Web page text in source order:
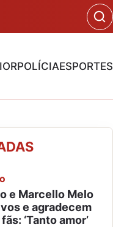
POLÍCIAESPORTES
e Marcello Melo
e agradecem
‘Tanto amor’